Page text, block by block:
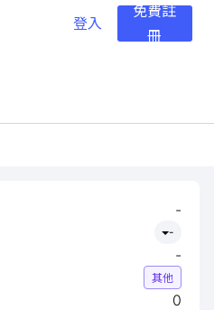
登入
免費註
冊
-
-
-
其他
0